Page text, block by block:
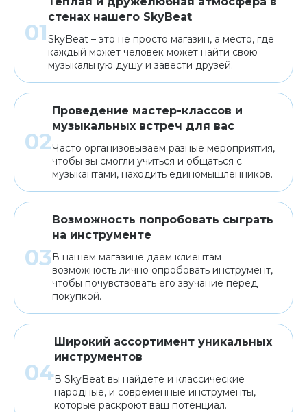
стенах нашего SkyBeat
SkyBeat – это не просто магазин, а место, где
каждый может человек может найти свою
музыкальную душу и завести друзей.
Проведение мастер-классов и
музыкальных встреч для вас
Часто организовываем разные мероприятия,
чтобы вы смогли учиться и общаться с
музыкантами, находить единомышленников.
Возможность попробовать сыграть
на инструменте
В нашем магазине даем клиентам
возможность лично опробовать инструмент,
чтобы почувствовать его звучание перед
покупкой.
Широкий ассортимент уникальных
инструментов
В SkyBeat вы найдете и классические
народные, и современные инструменты,
которые раскроют ваш потенциал.